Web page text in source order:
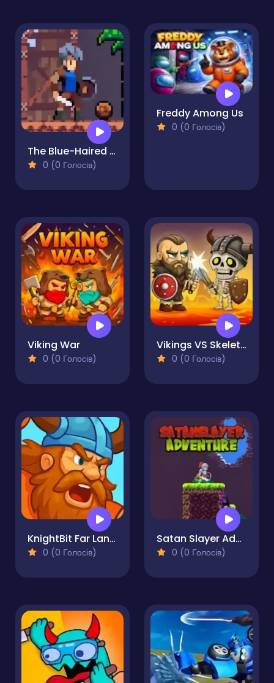
The Blue-Haired Warrior vs. the Red Mushroom Monsters
0 (0 Голосів)
Freddy Among Us
0 (0 Голосів)
Viking War
0 (0 Голосів)
Vikings VS Skeletons
0 (0 Голосів)
KnightBit Far Lands
0 (0 Голосів)
Satan Slayer Adventure
0 (0 Голосів)